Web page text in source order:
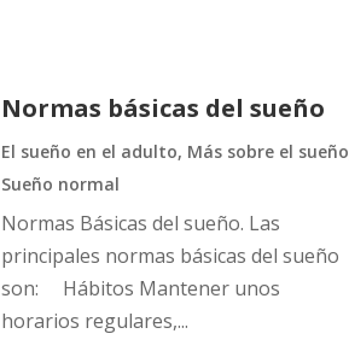
Normas básicas del sueño
El sueño en el adulto, Más sobre el sueño
Sueño normal
Normas Básicas del sueño. Las
principales normas básicas del sueño
son: Hábitos Mantener unos
horarios regulares,...